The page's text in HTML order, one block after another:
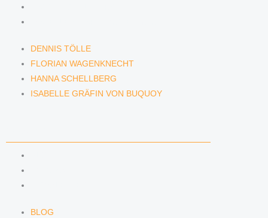
DENNIS TÖLLE
FLORIAN WAGENKNECHT
HANNA SCHELLBERG
ISABELLE GRÄFIN VON BUQUOY
BLOG